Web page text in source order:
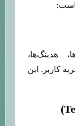
است:
هدینگ‌ها،
کاربر. این